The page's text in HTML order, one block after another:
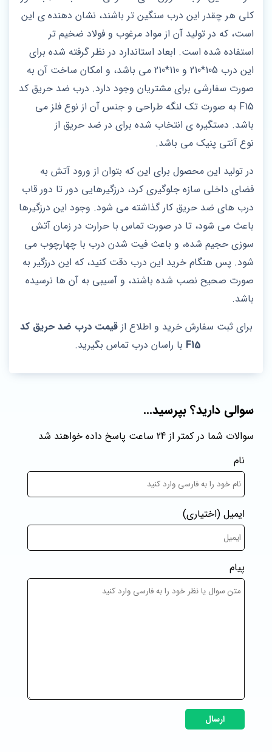
کلی هر چقدر این درب سنگین‌ تر باشند، نشان دهنده ی این
است، که در تولید آن از مواد مرغوب و فولاد ضخیم‌ تر
استفاده شده است. ابعاد استاندارد در نظر گرفته شده برای
این درب 105*210 و 110*210 می باشد، و امکان ساخت آن به
صورت سفارشی برای مشتریان وجود دارد. درب ضد حریق کد
F15 به صورت تک لنگه طراحی و جنس آن از نوع فلز می
باشد. دستگیره ی انتخاب شده برای در ضد حریق از
نوع آنتی پنیک می باشد.
در تولید این محصول برای این که بتوان از ورود آتش به
فضای داخلی سازه جلوگیری کرد، درزگیر‌هایی دور تا دور قاب
درب‌ های ضد حریق کار گذاشته می‌ شود. وجود این درزگیرها
باعث می شود، تا در صورت تماس با حرارت در زمان آتش‌
سوزی حجیم شده، و باعث فیت شدن درب با چهارچوب می‌
شود. پس هنگام خرید این درب دقت کنید، که این درزگیر به
صورت صحیح نصب شده باشند، و آسیبی به آن ها نرسیده
باشد.
برای ثبت سفارش خرید و اطلاع ازقیمت درب ضد حریق کد
F15 با راسان درب تماس بگیرید.
سوالی دارید؟ بپرسید...
سوالات شما در کمتر از 24 ساعت پاسخ داده خواهند شد
نام
ایمیل (اختیاری)
پیام
ارسال